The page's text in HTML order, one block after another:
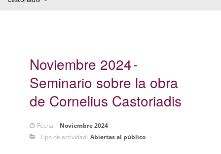
Noviembre 2024
Seminario sobre la obra
de Cornelius Castoriadis
Fecha:
Noviembre 2024
Tipo de actividad: Abiertas al público